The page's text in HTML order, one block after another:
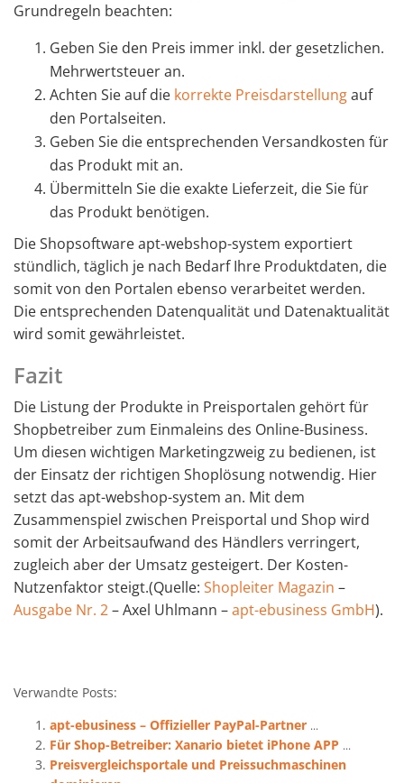
Grundregeln beachten:
Geben Sie den Preis immer inkl. der gesetzlichen.
Mehrwertsteuer an.
Achten Sie auf die korrekte Preisdarstellungauf
den Portalseiten.
Geben Sie die entsprechenden Versandkosten für
das Produkt mit an.
Übermitteln Sie die exakte Lieferzeit, die Sie für
das Produkt benötigen.
Die Shopsoftware apt-webshop-system exportiert
stündlich, täglich je nach Bedarf Ihre Produktdaten, die
somit von den Portalen ebenso verarbeitet werden.
Die entsprechenden Datenqualität und Datenaktualität
wird somit gewährleistet.
Fazit
Die Listung der Produkte in Preisportalen gehört für
Shopbetreiber zum Einmaleins des Online-Business.
Um diesen wichtigen Marketingzweig zu bedienen, ist
der Einsatz der richtigen Shoplösung notwendig. Hier
setzt das apt-webshop-system an. Mit dem
Zusammenspiel zwischen Preisportal und Shop wird
somit der Arbeitsaufwand des Händlers verringert,
zugleich aber der Umsatz gesteigert. Der Kosten-
Nutzenfaktor steigt.(Quelle: Shopleiter Magazin –
Ausgabe Nr. 2– Axel Uhlmann –apt-ebusiness GmbH).
Verwandte Posts:
apt-ebusiness – Offizieller PayPal-Partner ...
Für Shop-Betreiber: Xanario bietet iPhone APP ...
Preisvergleichsportale und Preissuchmaschinen